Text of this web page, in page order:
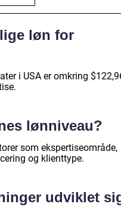
løn for
i USA er omkring
lønniveau?
som ekspertiseområde,
og klienttype.
udviklet